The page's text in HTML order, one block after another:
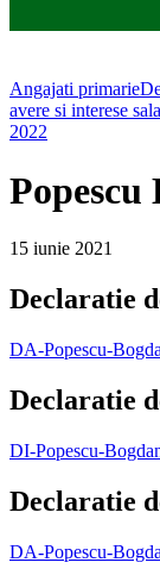
Angajati primarie
avere si interese
2022
Popescu
15 iunie 2021
Declaratie
DA-Popescu-
Declaratie
DI-Popescu-
Declaratie
DA-Popescu-